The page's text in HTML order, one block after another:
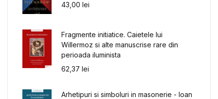
43,00 lei
Fragmente initiatice. Caietele lui
Willermoz si alte manuscrise rare din
perioada iluminista
62,37 lei
Arhetipuri si simboluri in masonerie - Ioan